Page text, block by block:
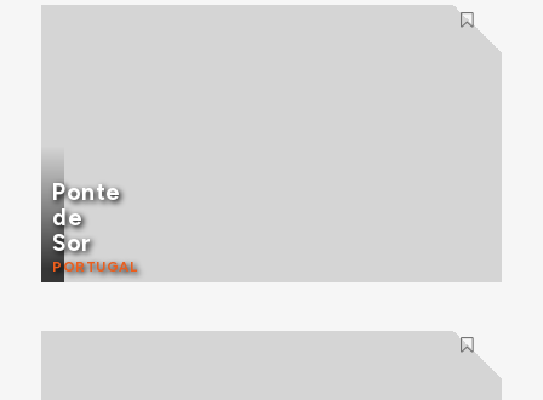
Ponte
de
Sor
PORTUGAL